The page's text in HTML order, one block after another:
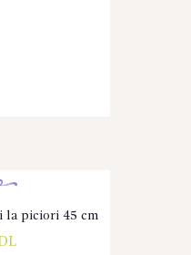
la piciori 45 cm